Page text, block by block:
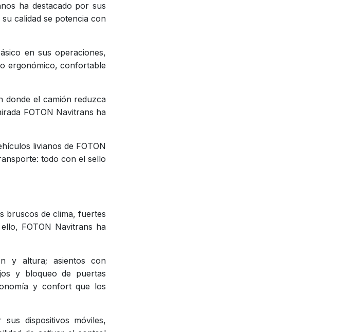
ha destacado por sus
calidad se potencia con
en sus operaciones,
ergonómico, confortable
donde el camión reduzca
FOTON Navitrans ha
livianos de FOTON
todo con el sello
bruscos de clima, fuertes
FOTON Navitrans ha
y altura; asientos con
y bloqueo de puertas
y confort que los
dispositivos móviles,